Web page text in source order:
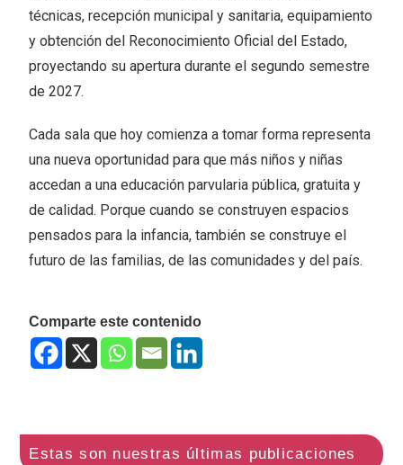
técnicas, recepción municipal y sanitaria, equipamiento
y obtención del Reconocimiento Oficial del Estado,
proyectando su apertura durante el segundo semestre
de 2027.
Cada sala que hoy comienza a tomar forma representa
una nueva oportunidad para que más niños y niñas
accedan a una educación parvularia pública, gratuita y
de calidad. Porque cuando se construyen espacios
pensados para la infancia, también se construye el
futuro de las familias, de las comunidades y del país.
Comparte este contenido